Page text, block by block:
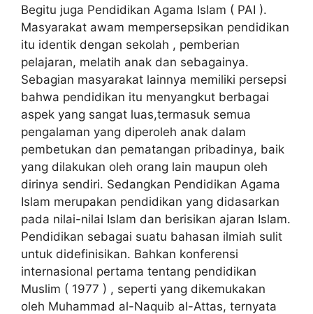
Begitu juga Pendidikan Agama Islam ( PAI ).
Masyarakat awam mempersepsikan pendidikan
itu identik dengan sekolah , pemberian
pelajaran, melatih anak dan sebagainya.
Sebagian masyarakat lainnya memiliki persepsi
bahwa pendidikan itu menyangkut berbagai
aspek yang sangat luas,termasuk semua
pengalaman yang diperoleh anak dalam
pembetukan dan pematangan pribadinya, baik
yang dilakukan oleh orang lain maupun oleh
dirinya sendiri. Sedangkan Pendidikan Agama
Islam merupakan pendidikan yang didasarkan
pada nilai-nilai Islam dan berisikan ajaran Islam.
Pendidikan sebagai suatu bahasan ilmiah sulit
untuk didefinisikan. Bahkan konferensi
internasional pertama tentang pendidikan
Muslim ( 1977 ) , seperti yang dikemukakan
oleh Muhammad al-Naquib al-Attas, ternyata